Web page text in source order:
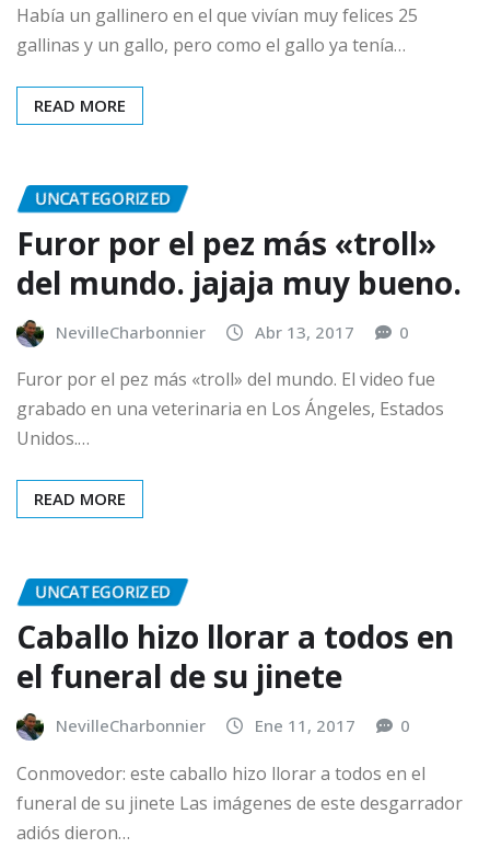
Había un gallinero en el que vivían muy felices 25
gallinas y un gallo, pero como el gallo ya tenía…
READ MORE
UNCATEGORIZED
Furor por el pez más «troll»
del mundo. jajaja muy bueno.
NevilleCharbonnier Abr 13, 2017 0
Furor por el pez más «troll» del mundo. El video fue
grabado en una veterinaria en Los Ángeles, Estados
Unidos.…
READ MORE
UNCATEGORIZED
Caballo hizo llorar a todos en
el funeral de su jinete
NevilleCharbonnier Ene 11, 2017 0
Conmovedor: este caballo hizo llorar a todos en el
funeral de su jinete Las imágenes de este desgarrador
adiós dieron…